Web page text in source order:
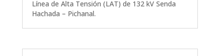
Línea de Alta Tensión (LAT) de 132 kV Senda
Hachada – Pichanal.